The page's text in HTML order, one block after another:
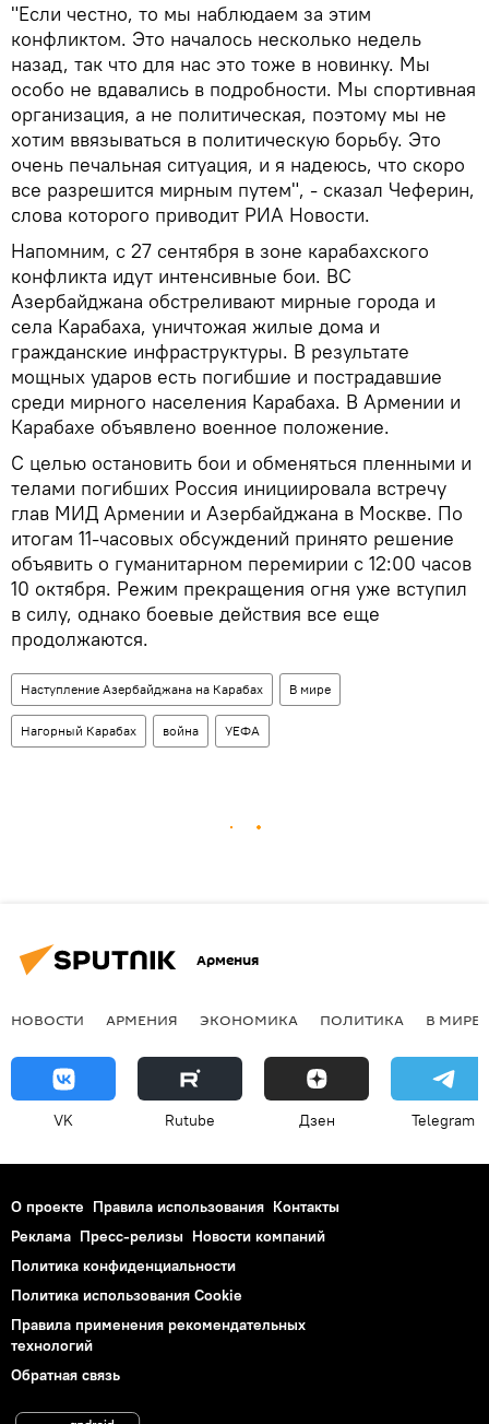
"Если честно, то мы наблюдаем за этим
конфликтом. Это началось несколько недель
назад, так что для нас это тоже в новинку. Мы
особо не вдавались в подробности. Мы спортивная
организация, а не политическая, поэтому мы не
хотим ввязываться в политическую борьбу. Это
очень печальная ситуация, и я надеюсь, что скоро
все разрешится мирным путем", - сказал Чеферин,
слова которого приводит РИА Новости.
Напомним, с 27 сентября в зоне карабахского
конфликта идут интенсивные бои. ВС
Азербайджана обстреливают мирные города и
села Карабаха, уничтожая жилые дома и
гражданские инфраструктуры. В результате
мощных ударов есть погибшие и пострадавшие
среди мирного населения Карабаха. В Армении и
Карабахе объявлено военное положение.
С целью остановить бои и обменяться пленными и
телами погибших Россия инициировала встречу
глав МИД Армении и Азербайджана в Москве. По
итогам 11-часовых обсуждений принято решение
объявить о гуманитарном перемирии с 12:00 часов
10 октября. Режим прекращения огня уже вступил
в силу, однако боевые действия все еще
продолжаются.
Наступление Азербайджана на Карабах В мире
Нагорный Карабах война УЕФА
Армения
НОВОСТИ АРМЕНИЯ ЭКОНОМИКА ПОЛИТИКА В МИРЕ
VK Rutube Дзен Telegram
О проекте Правила использования Контакты
Реклама Пресс-релизы Новости компаний
Политика конфиденциальности
Политика использования Cookie
Правила применения рекомендательных
технологий
Обратная связь